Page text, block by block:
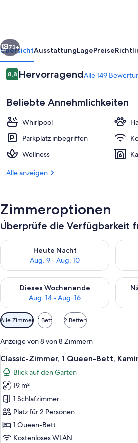
Weiter
73+
ÜbersichtAusstattungLagePreise
Bewertungen
8,88,8 von 10.
HervorragendAlle 149
Beliebte Annehmlichkeiten
Whirlpool
Parkplatz inbegriffen
Wellness
Alle anzeigen
Zimmeroptionen
Überprüfe die Verfügbarkeit
Heute Nacht
Aug. 9 - Aug. 10
Überprüfe die Verfügbarkeit für
Dieses Wochenende
Aug. 14 - Aug. 16
Überprüfe die Verfügbarkeit für
Verfügbare
Filter
für
Zimmer
Alle Zimmer 1 Bett 2 Betten
Anzeige von 8 von 8 Zimmern
Alle
Fotos
für
Classic-
Zimmer,
1
Queen-
Bett,
Ein
3
Classic-Zimmer, 1 Queen-Bett,
Blick auf den Garten
19 m²
1 Schlafzimmer
Platz für 2 Personen
1 Queen-Bett
Kostenloses WLAN